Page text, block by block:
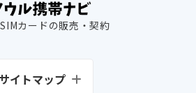
カードの販売・契約
サイトマップ